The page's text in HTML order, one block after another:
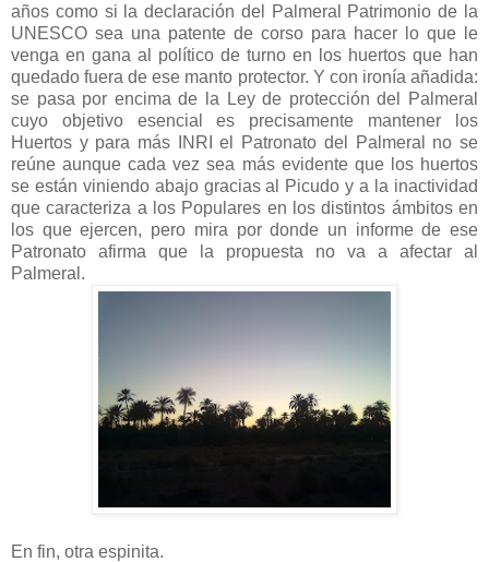
años como si la declaración del Palmeral Patrimonio de la
UNESCO sea una patente de corso para hacer lo que le
venga en gana al político de turno en los huertos que han
quedado fuera de ese manto protector. Y con ironía añadida:
se pasa por encima de la Ley de protección del Palmeral
cuyo objetivo esencial es precisamente mantener los
Huertos y para más INRI el Patronato del Palmeral no se
reúne aunque cada vez sea más evidente que los huertos
se están viniendo abajo gracias al Picudo y a la inactividad
que caracteriza a los Populares en los distintos ámbitos en
los que ejercen, pero mira por donde un informe de ese
Patronato afirma que la propuesta no va a afectar al
Palmeral.
En fin, otra espinita.